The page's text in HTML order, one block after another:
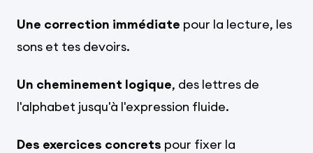
Une correction immédiate pour la lecture, les
sons et tes devoirs.
Un cheminement logique, des lettres de
l'alphabet jusqu'à l'expression fluide.
Des exercices concrets pour fixer la